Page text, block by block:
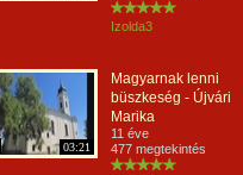
Izolda3
03:21
Magyarnak lenni
büszkeség - Újvári
Marika
11 éve
477 megtekintés